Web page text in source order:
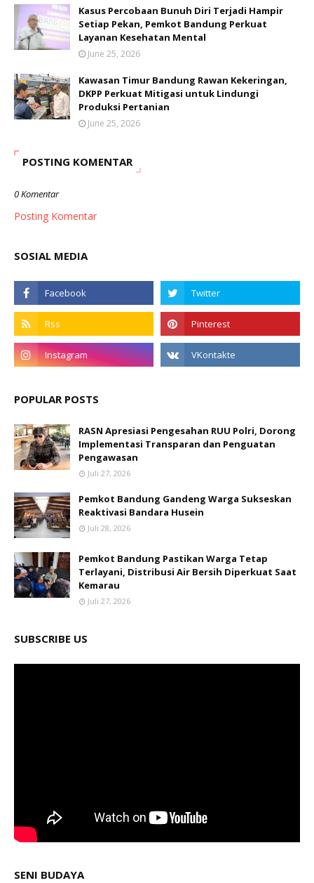
Kasus Percobaan Bunuh Diri Terjadi Hampir
Setiap Pekan, Pemkot Bandung Perkuat
Layanan Kesehatan Mental
June 25, 2026
Kawasan Timur Bandung Rawan Kekeringan,
DKPP Perkuat Mitigasi untuk Lindungi
Produksi Pertanian
June 25, 2026
POSTING KOMENTAR
0 Komentar
Posting Komentar
SOSIAL MEDIA
POPULAR POSTS
RASN Apresiasi Pengesahan RUU Polri, Dorong
Implementasi Transparan dan Penguatan
Pengawasan
Juli 27, 2026
Pemkot Bandung Gandeng Warga Sukseskan
Reaktivasi Bandara Husein
Juli 28, 2026
Pemkot Bandung Pastikan Warga Tetap
Terlayani, Distribusi Air Bersih Diperkuat Saat
Kemarau
Juli 27, 2026
SUBSCRIBE US
SENI BUDAYA